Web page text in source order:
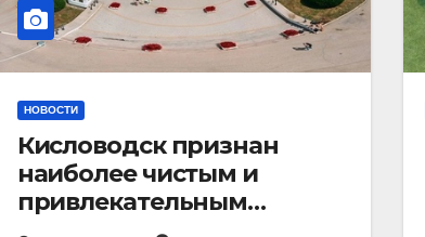
НОВОСТИ
Кисловодск признан
наиболее чистым и
привлекательным
курортным городом в